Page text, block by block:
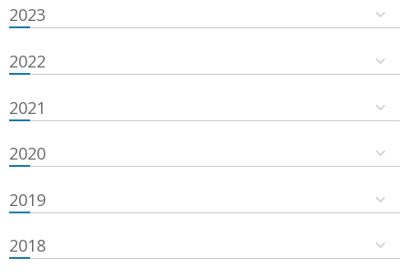
2023
2022
2021
2020
2019
2018